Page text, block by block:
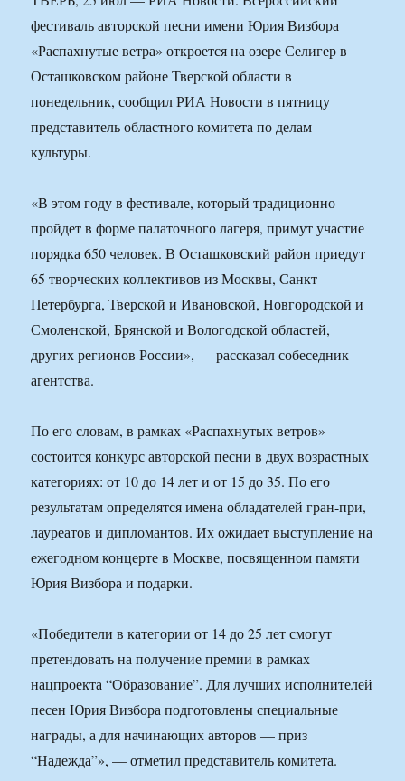
фестиваль авторской песни имени Юрия Визбора
«Распахнутые ветра» откроется на озере Селигер в
Осташковском районе Тверской области в
понедельник, сообщил РИА Новости в пятницу
представитель областного комитета по делам
культуры.
«В этом году в фестивале, который традиционно
пройдет в форме палаточного лагеря, примут участие
порядка 650 человек. В Осташковский район приедут
65 творческих коллективов из Москвы, Санкт-
Петербурга, Тверской и Ивановской, Новгородской и
Смоленской, Брянской и Вологодской областей,
других регионов России», — рассказал собеседник
агентства.
По его словам, в рамках «Распахнутых ветров»
состоится конкурс авторской песни в двух возрастных
категориях: от 10 до 14 лет и от 15 до 35. По его
результатам определятся имена обладателей гран-при,
лауреатов и дипломантов. Их ожидает выступление на
ежегодном концерте в Москве, посвященном памяти
Юрия Визбора и подарки.
«Победители в категории от 14 до 25 лет смогут
претендовать на получение премии в рамках
нацпроекта “Образование”. Для лучших исполнителей
песен Юрия Визбора подготовлены специальные
награды, а для начинающих авторов — приз
“Надежда”», — отметил представитель комитета.